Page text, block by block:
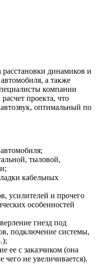
расстановки динамиков и
автомобиля, а также
компании
проекта, что
автозвук, оптимальный по
тыловой,
кабельных
усилителей и прочего
особенностей
гнезд под
подключение системы,
ее с заказчиком (она
чего не увеличивается).